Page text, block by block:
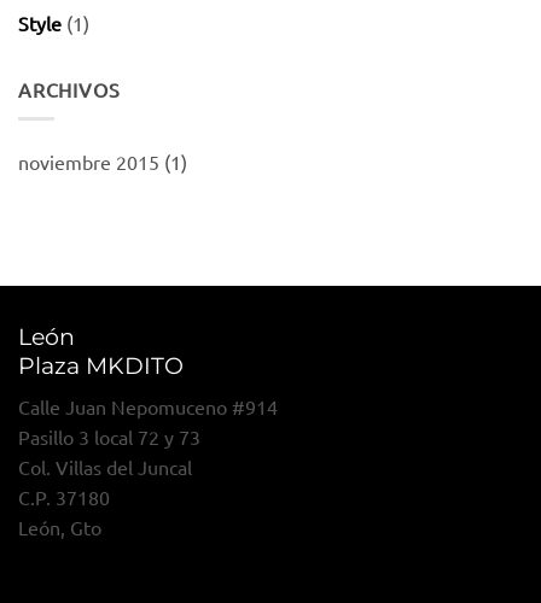
Style (1)
ARCHIVOS
noviembre 2015 (1)
León
Plaza MKDITO
Calle Juan Nepomuceno #914
Pasillo 3 local 72 y 73
Col. Villas del Juncal
C.P. 37180
León, Gto